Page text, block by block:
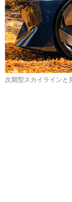
次期型スカイラインと